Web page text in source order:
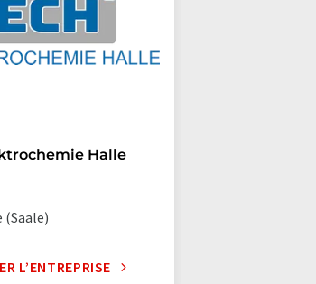
Halle
(Saale)
L’ENTREPRISE